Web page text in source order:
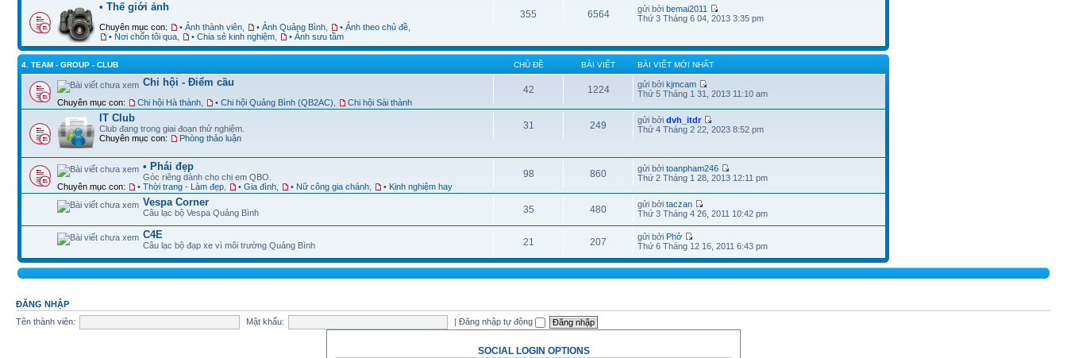
• Thế giới ảnh
Chuyên mục con: • Ảnh thành viên • Ảnh Quảng Bình • Ảnh theo chủ đề
• Nơi chốn tôi qua
• Chia sẻ kinh nghiệm • Ảnh sưu tầm
355 6564 gửi bởibemai2011
Thứ 3 Tháng 6 04, 2013 3:35 pm
4. TEAM - GROUP - CLUB CHỦ ĐỀ BÀI VIẾT BÀI VIẾT MỚI NHẤT
Chi hội - Điểm cầu
Chuyên mục con: Chi hội Hà thành • Chi hội Quảng Bình (QB2AC) Chi hội Sài thành
42 1224 gửi bởikjmcam
Thứ 5 Tháng 1 31, 2013 11:10 am
IT Club
Club đang trong giai đoạn thử nghiệm.
Chuyên mục con:
Phòng thảo luận
31 249 gửi bởidvh_itdr
Thứ 4 Tháng 2 22, 2023 8:52 pm
• Phái đẹp
Góc riêng dành cho chị em QBO.
Chuyên mục con:
• Thời trang - Làm đẹp • Gia đình • Nữ công gia chánh • Kinh nghiệm hay
98 860 gửi bởitoanpham246
Thứ 2 Tháng 1 28, 2013 12:11 pm
Vespa Corner
Câu lạc bộ Vespa Quảng Bình 35 480 gửi bởitaczan
Thứ 3 Tháng 4 26, 2011 10:42 pm
C4E
Câu lạc bộ đạp xe vì môi trường Quảng Bình 21 207 gửi bởi Phở
Thứ 6 Tháng 12 16, 2011 6:43 pm
ĐĂNG NHẬP
Tên thành viên:
Mật khẩu: |Đăng nhập tự động
SOCIAL LOGIN OPTIONS